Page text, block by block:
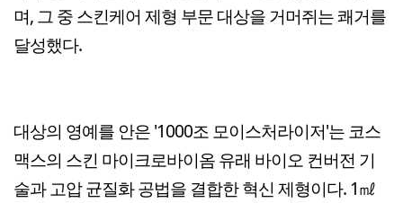
며, 그 중 스킨케어 제형 부문 대상을 거머쥐는 쾌거를
달성했다.
대상의 영예를 안은 '1000조 모이스처라이저'는 코스
맥스의 스킨 마이크로바이옴 유래 바이오 컨버전 기
술과 고압 균질화 공법을 결합한 혁신 제형이다. 1㎖